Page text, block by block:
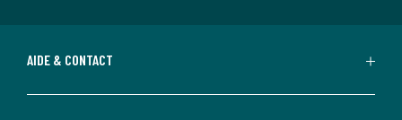
AIDE & CONTACT